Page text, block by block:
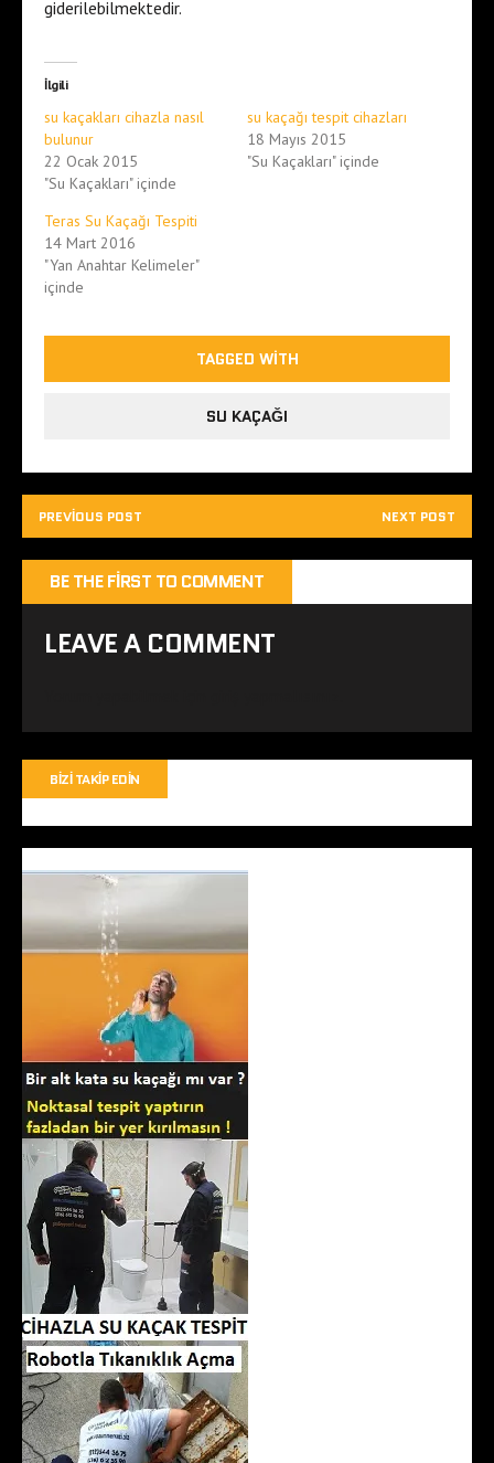
giderilebilmektedir.
İlgili
su kaçakları cihazla nasıl
bulunur
22 Ocak 2015
"Su Kaçakları" içinde
su kaçağı tespit cihazları
18 Mayıs 2015
"Su Kaçakları" içinde
Teras Su Kaçağı Tespiti
14 Mart 2016
"Yan Anahtar Kelimeler"
içinde
TAGGED WITH
SU KAÇAĞI
PREVIOUS POST NEXT POST
BE THE FIRST TO COMMENT
LEAVE A COMMENT
BIZI TAKIP EDIN